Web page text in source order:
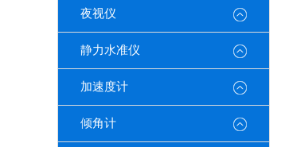
夜视仪
静力水准仪
加速度计
倾角计